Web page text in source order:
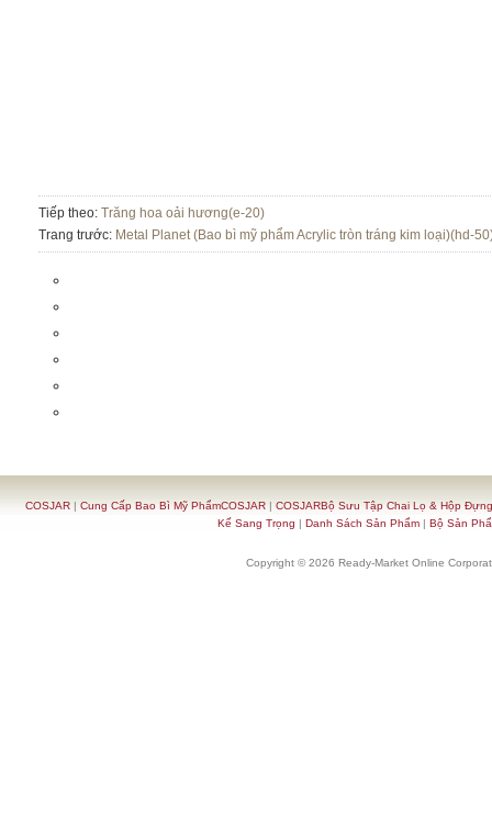
Tiếp theo: Trăng hoa oải hương(e-20)
Trang trước: Metal Planet (Bao bì mỹ phẩm Acrylic tròn tráng kim loại)(hd-
COSJAR| Cung Cấp Bao Bì Mỹ PhẩmCOSJAR| COSJARBộ Sưu Tập Chai Lọ & Hộp
Kế Sang Trọng | Danh Sách Sản Phẩm| Bộ Sản
Copyright © 2026 Ready-Market Online